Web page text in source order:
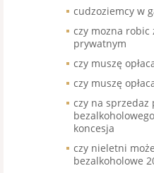
cudzoziemcy w
czy mozna robic
prywatnym
czy muszę
czy muszę
czy na sprzedaz
koncesja
czy nieletni
bezalkoholowe